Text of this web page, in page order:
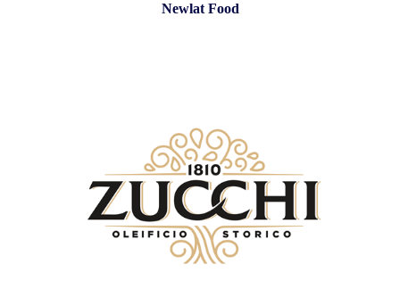
Newlat Food